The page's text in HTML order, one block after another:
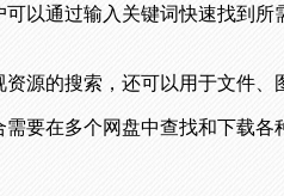
以通过输入关键词快速找到
源的搜索，还可以用于文件
要在多个网盘中查找和下载各